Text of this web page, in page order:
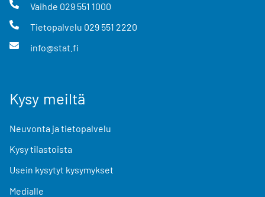
Vaihde 029 551 1000
Tietopalvelu 029 551 2220
info@stat.fi
Kysy meiltä
Neuvonta ja tietopalvelu
Kysy tilastoista
Usein kysytyt kysymykset
Medialle